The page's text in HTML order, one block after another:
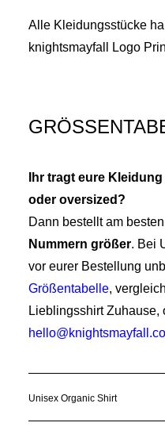
Alle Kleidungsstücke
knightsmayfall Logo
Ihr tragt eure
oder oversized?
Dann bestellt am besten
Nummern größer. Bei
vor eurer Bestellung
Größentabelle,
Lieblingsshirt Zuhause,
Unisex Organic Shirt